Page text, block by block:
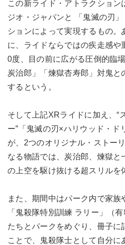
この新ライド・アトラクション
ジオ・ジャパンと 「鬼滅の刃
ションによって実現するもの。
に、ライドならではの疾走感
0度、目の前に広がる圧倒的臨
炭治郎」「煉獄杏寿郎」対鬼と
するという。
そして上記XRライドに加え、“
ー”「鬼滅の刃×ハリウッド・ド
が、2つのオリジナル・ストー
なる物語では、炭治郎、煉獄と
の上空を駆け抜ける超スリルを
また、期間中はパーク内で家族
「鬼殺隊特別訓練 ラリー」（
たちとパークをめぐり、冊子に
ことで、鬼殺隊士として自分に